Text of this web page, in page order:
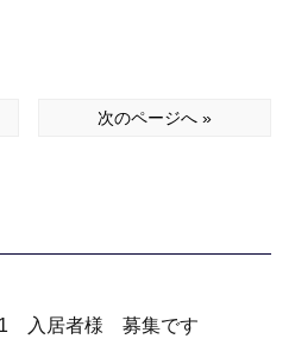
次のページへ »
入居者様 募集です